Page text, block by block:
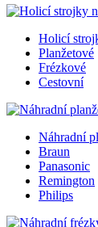
Holicí
Planžetové
Frézkové
Cestovní
Náhradní
Braun
Panasonic
Remington
Philips